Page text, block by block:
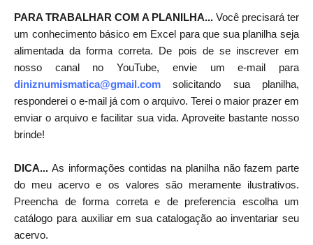
PARA TRABALHAR COM A PLANILHA... Você precisará ter
um conhecimento básico em Excel para que sua planilha seja
alimentada da forma correta. De pois de se inscrever em
nosso canal no YouTube, envie um e-mail para
diniznumismatica@gmail.com solicitando sua planilha,
responderei o e-mail já com o arquivo. Terei o maior prazer em
enviar o arquivo e facilitar sua vida. Aproveite bastante nosso
brinde!
DICA...As informações contidas na planilha não fazem parte
do meu acervo e os valores são meramente ilustrativos.
Preencha de forma correta e de preferencia escolha um
catálogo para auxiliar em sua catalogação ao inventariar seu
acervo.